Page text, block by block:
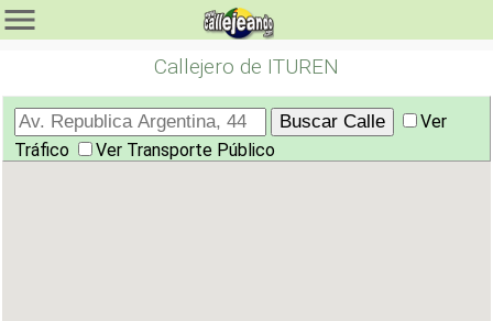
Callejero de ITUREN
Ver
Tráfico
Ver Transporte Público